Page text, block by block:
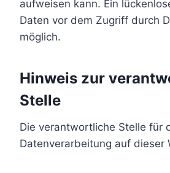
aufweisen kann. Ein
Daten vor dem Zugriff durch
möglich.
Hinweis zur
Stelle
Die verantwortliche Stelle für
Datenverarbeitung auf dieser